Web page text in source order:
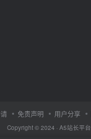
免责声明 用户分享
Copyright © 2024 · A5站长平台